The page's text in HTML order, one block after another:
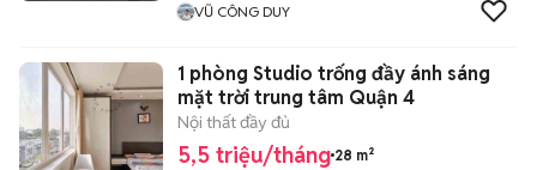
VŨ CÔNG DUY
1 phòng Studio trống đầy ánh sáng
mặt trời trung tâm Quận 4
Nội thất đầy đủ
5,5 triệu/tháng 28 m²